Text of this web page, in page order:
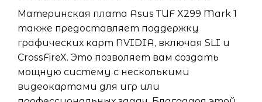
Материнская плата Asus TUF X299 Mark 1
также предоставляет поддержку
графических карт NVIDIA, включая SLI и
CrossFireX. Это позволяет вам создать
мощную систему с несколькими
видеокартами для игр или